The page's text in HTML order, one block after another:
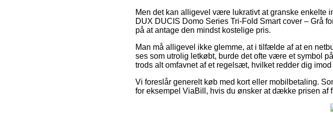
Men det kan alligevel være lukrativt at granske enkelte
DUX DUCIS Domo Series Tri-Fold Smart cover – Grå
på at antage den mindst kostelige pris.
Man må alligevel ikke glemme, at i tilfælde af at en
ses som utrolig letkøbt, burde det ofte være et symbol
trods alt omfavnet af et regelsæt, hvilket redder dig
Vi foreslår generelt køb med kort eller mobilbetaling.
for eksempel ViaBill, hvis du ønsker at dække prisen af